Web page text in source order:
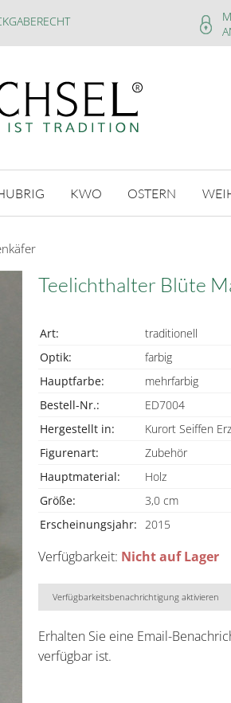
KWO OSTERN
Teelichthalter Blüte
Art:
traditionell
Optik:
farbig
Hauptfarbe:
mehrfarbig
Bestell-Nr.:
ED7004
Hergestellt in:
Kurort Seiffen
Figurenart:
Zubehör
Hauptmaterial:
Holz
Größe:
3,0 cm
Erscheinungsjahr: 2015
Verfügbarkeit: Nicht auf Lager
Verfügbarkeitsbenachrichtigung aktivieren
Erhalten Sie eine Email-
verfügbar ist.